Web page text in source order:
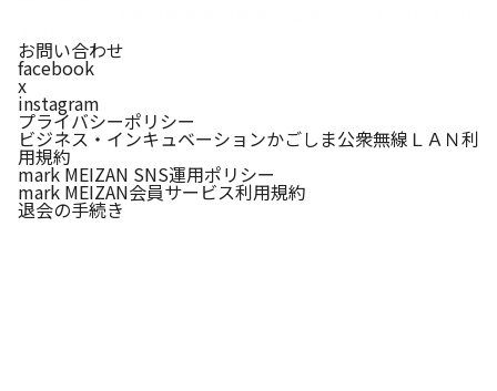
お問い合わせ
facebook
x
instagram
プライバシーポリシー
ビジネス・インキュベーションかごしま公衆無線ＬＡＮ利
用規約
mark MEIZAN SNS運用ポリシー
mark MEIZAN会員サービス利用規約
退会の手続き